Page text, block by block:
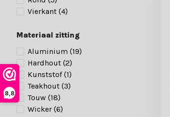
8,8
Vierkant (4)
Materiaal zitting
Aluminium (19)
Hardhout (2)
Kunststof(1)
Teakhout (3)
Touw (18)
Wicker (6)